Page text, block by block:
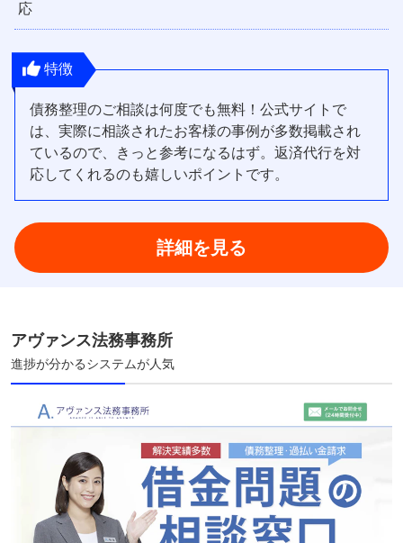
応
特徴
債務整理のご相談は何度でも無料！公式サイトで
は、実際に相談されたお客様の事例が多数掲載され
ているので、きっと参考になるはず。返済代行を対
応してくれるのも嬉しいポイントです。
詳細を見る
アヴァンス法務事務所
進捗が分かるシステムが人気